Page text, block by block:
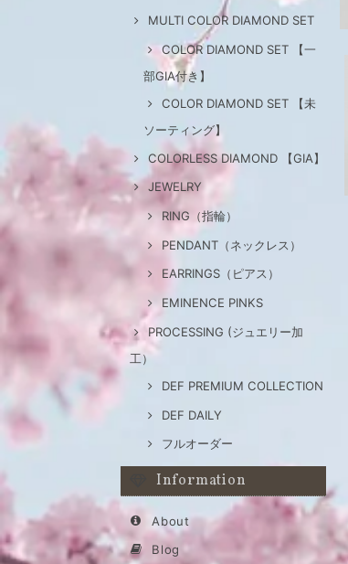
MULTI COLOR DIAMOND SET
COLOR DIAMOND SET 【一
部GIA付き】
COLOR DIAMOND SET 【未
ソーティング】
COLORLESS DIAMOND 【GIA】
JEWELRY
RING（指輪）
PENDANT（ネックレス）
EARRINGS（ピアス）
EMINENCE PINKS
PROCESSING (ジュエリー加
工）
DEF PREMIUM COLLECTION
DEF DAILY
フルオーダー
Information
About
Blog